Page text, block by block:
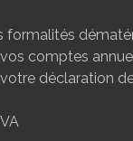
formalités
comptes
déclaration